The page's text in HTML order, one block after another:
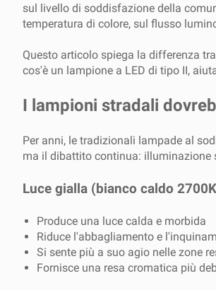
sul livello di soddisfazione della
temperatura di colore, sul flusso
Questo articolo spiega la differenza
cos'è un lampione a LED di tipo II,
I lampioni stradali
Per anni, le tradizionali lampade al
ma il dibattito continua: illuminazione
Luce gialla (bianco caldo
Produce una luce calda e morbida
Riduce l'abbagliamento e
Si sente più a suo agio nelle zone
Fornisce una resa cromatica più